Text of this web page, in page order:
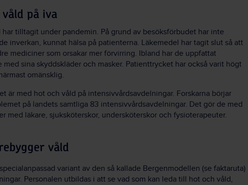
på iva
tilltagit under pandemin. På grund av besöksförbudet har inte
inverkan, kunnat hälsa på patienterna. Läkemedel har tagit slut så att
mediciner som orsakar mer förvirring. Ibland har de uppfattat
med sina skyddskläder och masker. Patienttrycket har också varit högt
omänsklig.
är med hot och våld på intensivvårdsavdelningar. Forskarna börjar
på landets samtliga 83 intensivvårdsavdelningar. Det gör de med
med läkare, sjuksköterskor, undersköterskor och fysioterapeuter.
våld
variant av den så kallade Bergenmodellen (se faktaruta)
Personalen utbildas i att se vad som kan leda till hot och våld,